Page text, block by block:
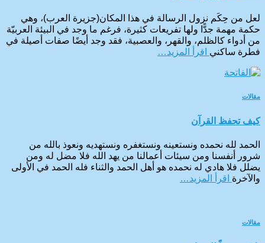
لعل من حِكَم نزول الرسالة في هذا المكان(جزيرة العرب)، وهي
حكمة مهمة جدًّا ولها تفريعات كثيرة، فرغم ما وجد في البيئة العربيّة
من أدواء كالظلم، والقهر، والعصبية، فقد وجد أيضًا صفات أصيلة في
فطرة ساكني اقرأ المزيد…
مقالات
كيف تحفظ القرآن
الحمد لله نحمده ونستعينه ونستغفره ونستهديه ونعوذ بالله من
شرور أنفسنا ومن سيئات أعمالنا من يهد الله فلا مضل له ومن
يضلل فلا هادي له نحمده هو أهل الحمد والثناء فله الحمد في الأولى
والآخرة اقرأ المزيد…
مقالات